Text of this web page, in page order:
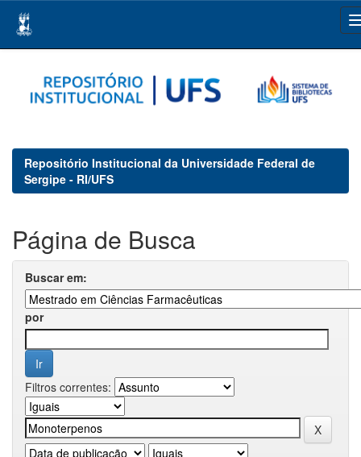
navigation
Repositório Institucional da Universidade Federal de
Sergipe - RI/UFS
Página de Busca
Buscar em:
por
Filtros correntes: